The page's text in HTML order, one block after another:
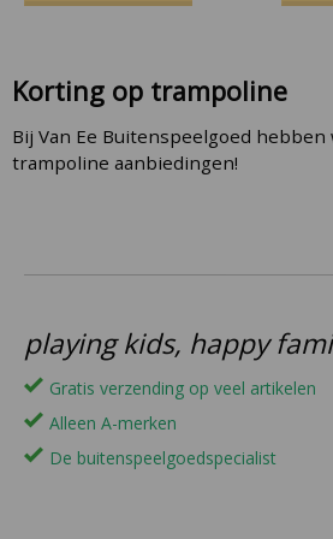
Korting op trampoline
Bij Van Ee Buitenspeelgoed hebben
trampoline aanbiedingen!
playing kids, happy
Gratis verzending op veel artikelen
Alleen A-merken
De buitenspeelgoedspecialist